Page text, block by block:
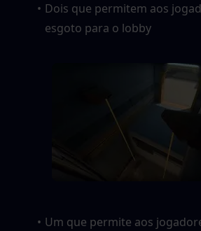
Dois que permitem aos
esgoto para o lobby
Um que permite aos